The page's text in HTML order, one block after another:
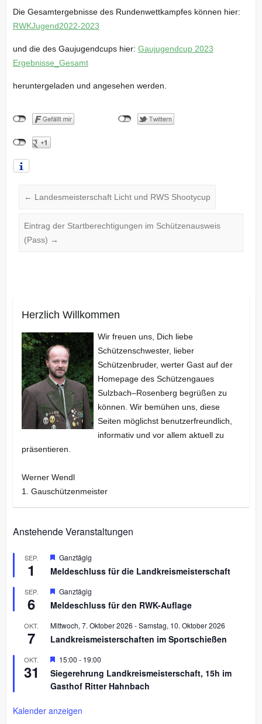
Die Gesamtergebnisse des Rundenwettkampfes können hier:
RWKJugend2022-2023
und die des Gaujugendcups hier: Gaujugendcup 2023
Ergebnisse_Gesamt
heruntergeladen und angesehen werden.
← Landesmeisterschaft Licht und RWS Shootycup
Eintrag der Startberechtigungen im Schützenausweis
(Pass) →
Herzlich Willkommen
Wir freuen uns, Dich liebe
Schützenschwester, lieber
Schützenbruder, werter Gast auf der
Homepage des Schützengaues
Sulzbach–Rosenberg begrüßen zu
können. Wir bemühen uns, diese
Seiten möglichst benutzerfreundlich,
informativ und vor allem aktuell zu
präsentieren.
Werner Wendl
1. Gauschützenmeister
Anstehende Veranstaltungen
SEP.
1
H
r
o
r
e
h
o
e
Ganztägig
Meldeschluss für die Landkreismeisterschaft
SEP.
6
H
r
o
r
e
h
o
b
Ganztägig
Meldeschluss für den RWK-Auflage
OKT.
7
Mittwoch, 7. Oktober 2026 -Samstag, 10. Oktober 2026
Landkreismeisterschaften im Sportschießen
OKT.
31
H
r
v
g
15:00 - 19:00
Siegerehrung Landkreismeisterschaft, 15h im
Gasthof Ritter Hahnbach
Kalender anzeigen